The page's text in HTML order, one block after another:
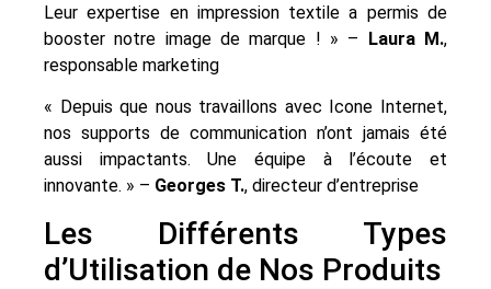
Leur expertise en impression textile a permis de
booster notre image de marque ! » – Laura M.,
responsable marketing
« Depuis que nous travaillons avec Icone Internet,
nos supports de communication n’ont jamais été
aussi impactants. Une équipe à l’écoute et
innovante. » – Georges T., directeur d’entreprise
Les Différents Types
d’Utilisation de Nos Produits